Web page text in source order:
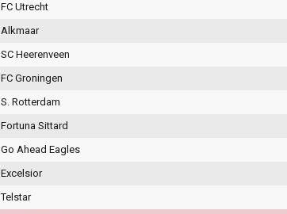
FC Utrecht
Alkmaar
SC Heerenveen
FC Groningen
S. Rotterdam
Fortuna Sittard
Go Ahead Eagles
Excelsior
Telstar